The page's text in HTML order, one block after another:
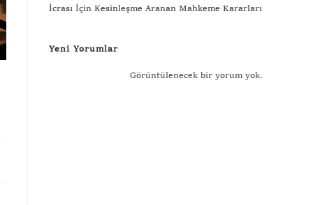
İcrası İçin Kesinleşme Aranan Mahkeme Kararları
Yeni Yorumlar
Görüntülenecek bir yorum yok.